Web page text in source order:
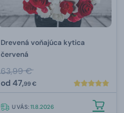
Drevená voňajúca kytica
červená
63,99 €
od 47,99 €
U VÁS:11.8.2026